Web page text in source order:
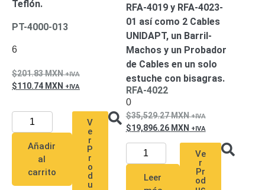
Pantallas
Mobiliario
ApoyoPantallas
/
Seguridad
Protección
Contra
Descargas
Coaxial
Corriente
Corriente
Teflón.
PT-4000-013
6
201.83MXN
110.74 MXN
Añadir
al
carrito
V
e
r
P
r
o
d
u
RFA-4019 y RFA-4023-
01 así como 2 Cables
UNIDAPT, un Barril-
Machos y un Probador
de Cables en un solo
estuche con bisagras.
RFA-4022
0
35,529.27MXN
19,896.26 MXN
Leer
Ve
r
Pr
od